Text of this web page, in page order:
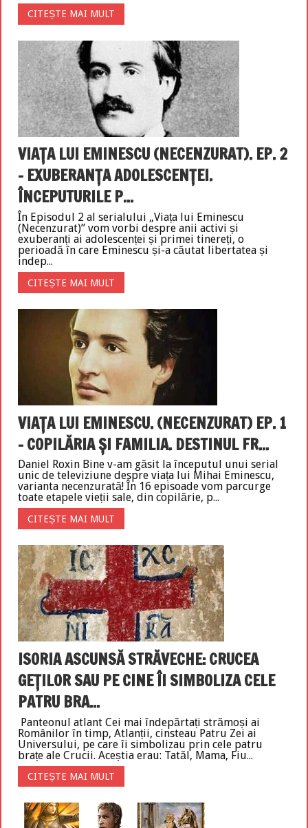
CITEȘTE MAI MULT
VIAȚA LUI EMINESCU (NECENZURAT). EP. 2
– EXUBERANȚA ADOLESCENȚEI.
ÎNCEPUTURILE P...
În Episodul 2 al serialului „Viața lui Eminescu
(Necenzurat)” vom vorbi despre anii activi și
exuberanți ai adolescenței și primei tinereți, o
perioadă în care Eminescu și-a căutat libertatea și
indep...
CITEȘTE MAI MULT
VIAȚA LUI EMINESCU. (NECENZURAT) EP. 1
– COPILĂRIA ȘI FAMILIA. DESTINUL FR...
Daniel Roxin Bine v-am găsit la începutul unui serial
unic de televiziune despre viața lui Mihai Eminescu,
varianta necenzurată! În 16 episoade vom parcurge
toate etapele vieții sale, din copilărie, p...
CITEȘTE MAI MULT
ISORIA ASCUNSĂ STRĂVECHE: CRUCEA
GEȚILOR SAU PE CINE ÎI SIMBOLIZA CELE
PATRU BRA...
Panteonul atlant Cei mai îndepărtați strămoși ai
Românilor în timp, Atlanții, cinsteau Patru Zei ai
Universului, pe care îi simbolizau prin cele patru
brațe ale Crucii. Aceștia erau: Tatăl, Mama, Fiu...
CITEȘTE MAI MULT